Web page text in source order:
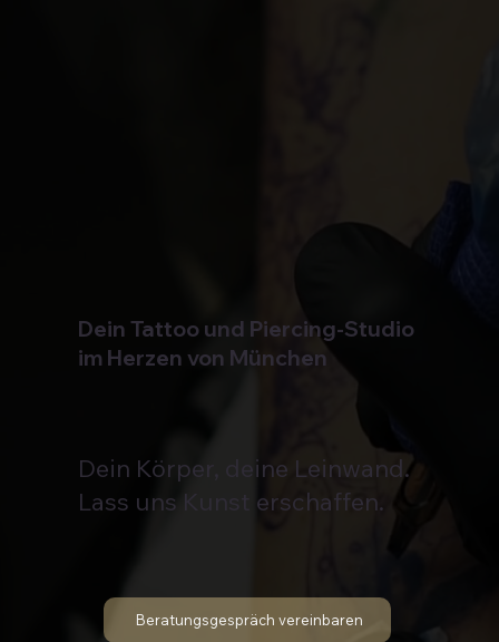
Dein Tattoo und Piercing-Studio
im Herzen von München
Dein Körper, deine Leinwand.
Lass uns Kunst erschaffen.
Beratungsgespräch vereinbaren